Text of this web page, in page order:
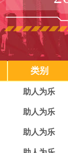
类别
助人为乐
助人为乐
助人为乐